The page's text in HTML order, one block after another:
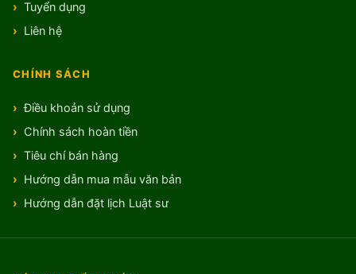
Tuyển dụng
Liên hệ
CHÍNH SÁCH
Điều khoản sử dụng
Chính sách hoàn tiền
Tiêu chí bán hàng
Hướng dẫn mua mẫu văn bản
Hướng dẫn đặt lịch Luật sư